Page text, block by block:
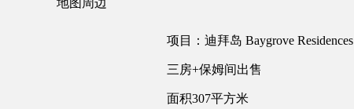
项目：迪拜岛 Baygrove Residences
三房+保姆间出售
面积307平方米
地图周边